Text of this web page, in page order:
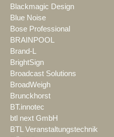
Blackmagic Design
Blue Noise
Bose Professional
BRAINPOOL
Brand-L
BrightSign
Broadcast Solutions
BroadWeigh
Brunckhorst
BT.innotec
btl next GmbH
BTL Veranstaltungstechnik